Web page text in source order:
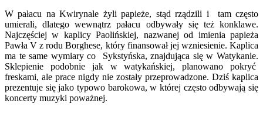
W pałacu na Kwirynale żyli papieże, stąd rządzili i tam często
umierali, dlatego wewnątrz pałacu odbywały się też konklawe.
Najczęściej w kaplicy Paolińskiej, nazwanej od imienia papieża
Pawła V z rodu Borghese, który finansował jej wzniesienie. Kaplica
ma te same wymiary co Sykstyńska, znajdująca się w Watykanie.
Sklepienie podobnie jak w watykańskiej, planowano pokryć
freskami, ale prace nigdy nie zostały przeprowadzone. Dziś kaplica
prezentuje się jako typowo barokowa, w której często odbywają się
koncerty muzyki poważnej.